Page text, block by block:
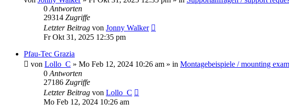
0Antworten
29314 Zugriffe
Letzter Beitrag von Jonny Walker
Fr Okt 31, 2025 12:35 pm
Pfau-Tec Grazia
von Lollo_C » Mo Feb 12, 2024 10:26 am » in Montagebeispiele / mounting
0Antworten
27186 Zugriffe
Letzter Beitrag von Lollo_C
Mo Feb 12, 2024 10:26 am